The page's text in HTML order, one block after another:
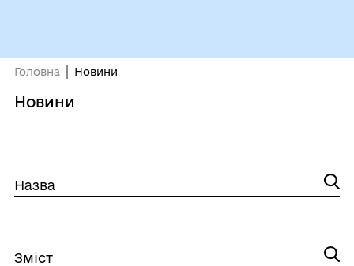
Головна Новини
Новини
Назва
Зміст